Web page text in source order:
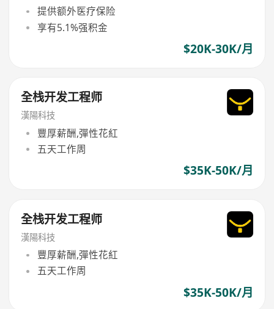
提供额外医疗保险
享有5.1%强积金
$20K-30K/月
全栈开发工程师
漢陽科技
豐厚薪酬,彈性花紅
五天工作周
$35K-50K/月
全栈开发工程师
漢陽科技
豐厚薪酬,彈性花紅
五天工作周
$35K-50K/月